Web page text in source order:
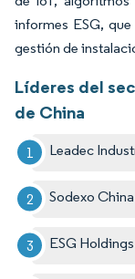
informes ESG,
gestión de
Líderes del
de China
Leadec
Sodexo China
ESG